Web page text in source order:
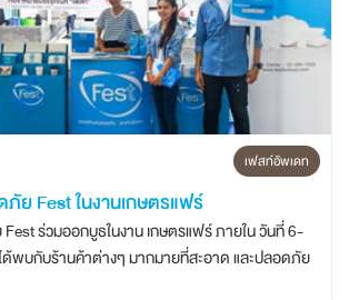
เฟสท์อัพเดท
Fest ในงานเกษตรแฟร์
ร่วมออกบูธในงาน เกษตรแฟร์ ภายใน วันที่ 6-
ด้พบกับร้านค้าต่างๆ มากมายที่สะอาด และปลอดภัย